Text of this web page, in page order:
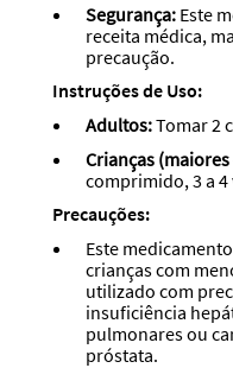
Segurança: Este
receita médica,
precaução.
Instruções de Uso:
Adultos:Tomar 2
Crianças
comprimido, 3 a 4
Precauções:
Este
crianças com
utilizado com
insuficiência
pulmonares ou
próstata.